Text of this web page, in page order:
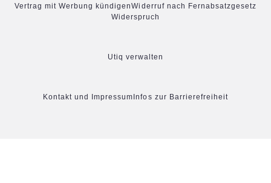
Vertrag mit Werbung kündigenWiderruf nach Fernabsatzgesetz
Widerspruch
Utiq verwalten
Kontakt und Impressum Infos zur Barrierefreiheit